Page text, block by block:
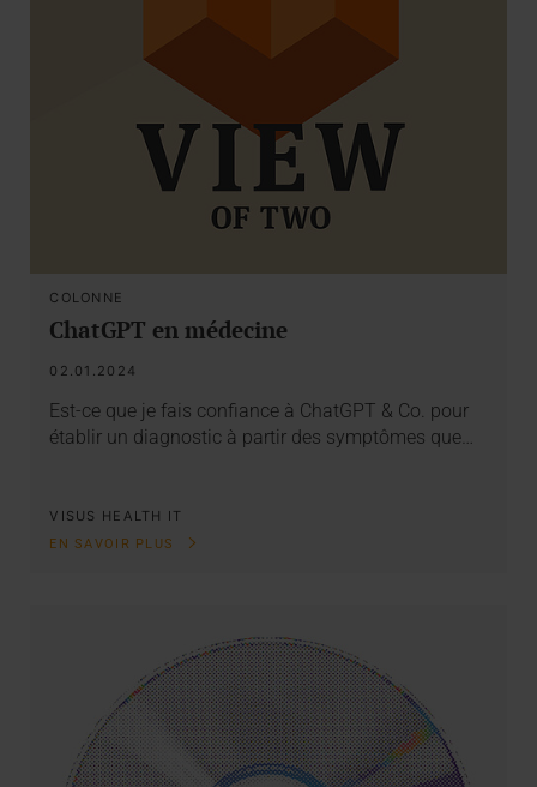
COLONNE
ChatGPT en médecine
02.01.2024
Est-ce que je fais confiance à ChatGPT & Co. pour
établir un diagnostic à partir des symptômes que…
VISUS HEALTH IT
EN SAVOIR PLUS